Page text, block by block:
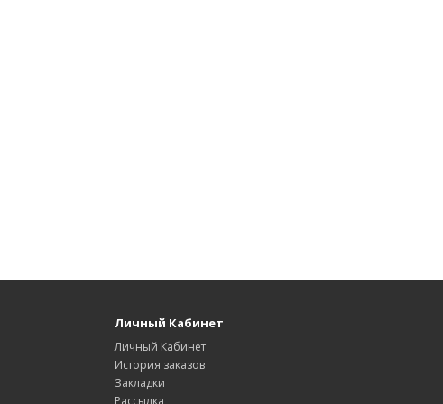
Личный Кабинет
Личный Кабинет
История заказов
Закладки
Рассылка